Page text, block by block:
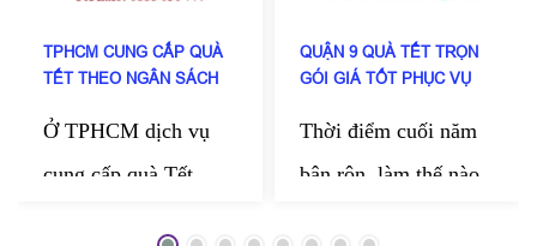
TPHCM CUNG CẤP QUÀ
TẾT THEO NGÂN SÁCH
Ở TPHCM dịch vụ
cung cấp quà Tết
QUẬN 9 QUÀ TẾT TRỌN
GÓI GIÁ TỐT PHỤC VỤ
Thời điểm cuối năm
bận rộn, làm thế nào